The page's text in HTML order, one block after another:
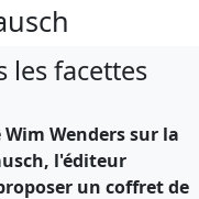
les facettes
Wenders sur la
l'éditeur
un coffret de